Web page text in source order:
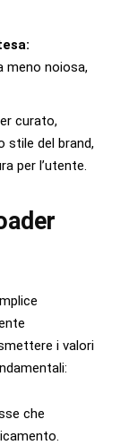
meno noiosa,
curato,
stile del brand,
per l’utente.
i valori
che